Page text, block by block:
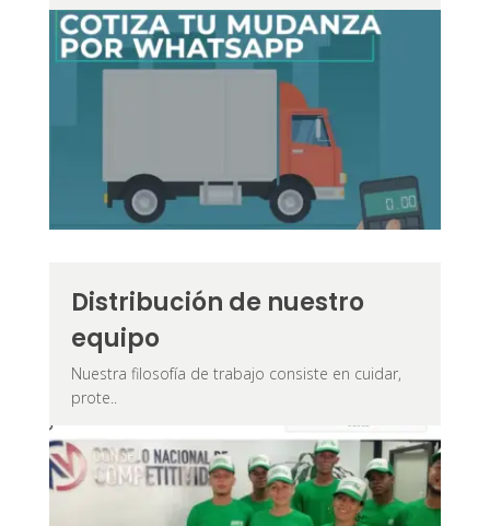
Distribución de nuestro
equipo
Nuestra filosofía de trabajo consiste en cuidar,
prote..